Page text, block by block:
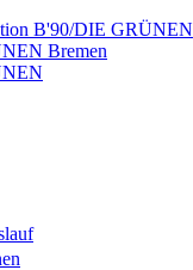
B'90/DIE GRÜNEN
Bremen